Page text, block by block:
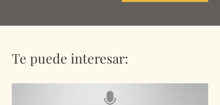
Te puede interesar: